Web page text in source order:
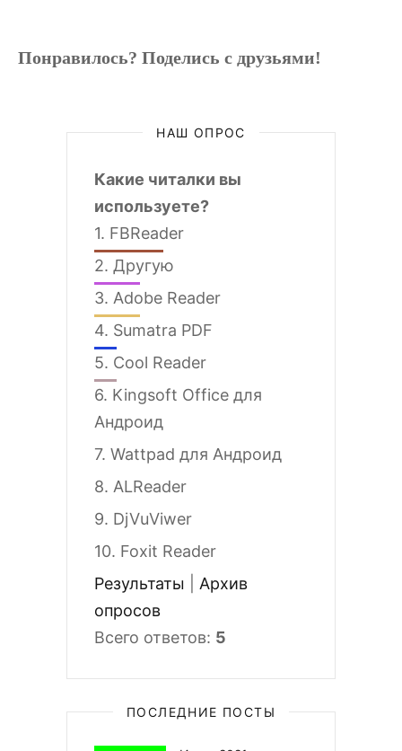
Понравилось? Поделись с друзьями!
НАШ ОПРОС
Какие читалки вы
используете?
1. FBReader
2. Другую
3. Adobe Reader
4. Sumatra PDF
5. Cool Reader
6. Kingsoft Office для
Андроид
7. Wattpad для Андроид
8. ALReader
9. DjVuViwer
10. Foxit Reader
Результаты
Архив
опросов
Всего ответов: 5
ПОСЛЕДНИЕ ПОСТЫ